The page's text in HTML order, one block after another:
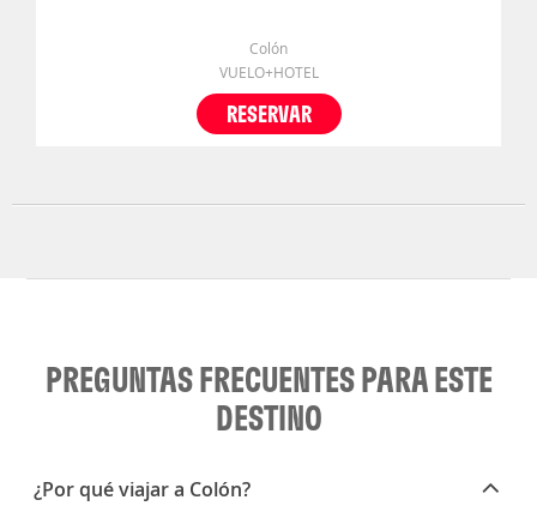
Colón
VUELO+HOTEL
RESERVAR
PREGUNTAS FRECUENTES PARA ESTE
DESTINO
¿Por qué viajar a Colón?